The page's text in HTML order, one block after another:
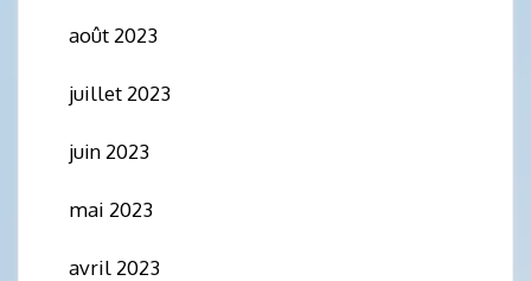
août 2023
juillet 2023
juin 2023
mai 2023
avril 2023